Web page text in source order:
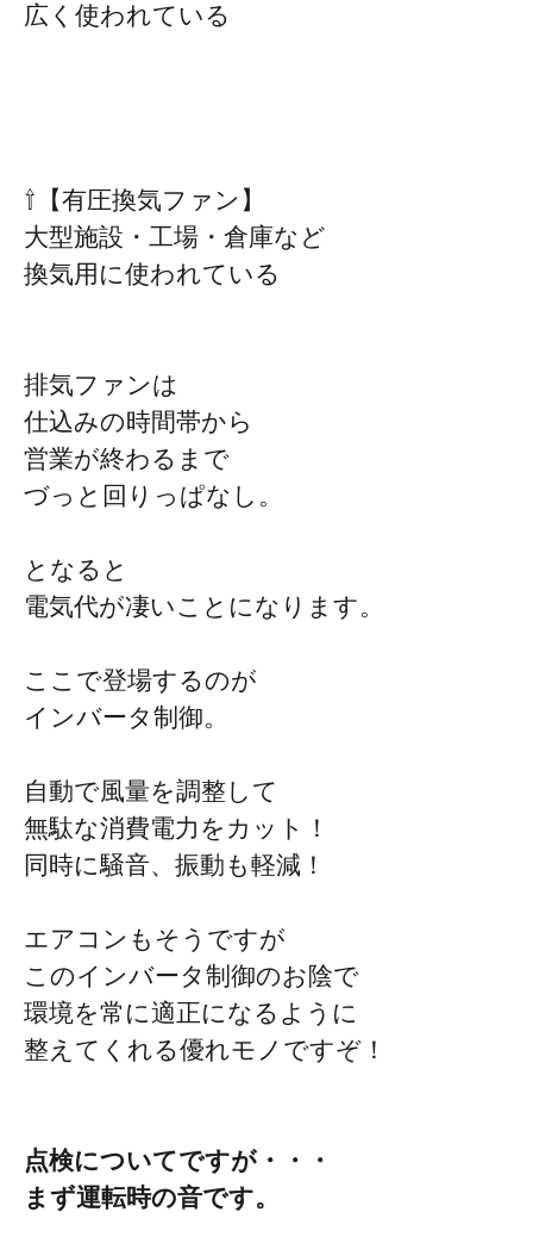
広く使われている
⇧【有圧換気ファン】
大型施設・工場・倉庫など
換気用に使われている
排気ファンは
仕込みの時間帯から
営業が終わるまで
づっと回りっぱなし。
となると
電気代が凄いことになります。
ここで登場するのが
インバータ制御。
自動で風量を調整して
無駄な消費電力をカット！
同時に騒音、振動も軽減！
エアコンもそうですが
このインバータ制御のお陰で
環境を常に適正になるように
整えてくれる優れモノですぞ！
点検についてですが・・・
まず運転時の音です。